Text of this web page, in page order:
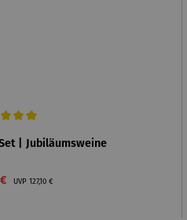
| Jubiläumsweine
UVP Regulärer Preis:
127,10 €